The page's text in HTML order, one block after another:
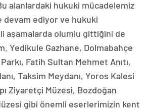
alanlardaki hukuki mücadelemiz
devam ediyor ve hukuki
aşamalarda olumlu gittiğini de
Yedikule Gazhane, Dolmabahçe
Fatih Sultan Mehmet Anıtı,
Taksim Meydanı, Yoros Kalesi
Ziyaretçi Müzesi, Bozdoğan
gibi önemli eserlerimizin kent